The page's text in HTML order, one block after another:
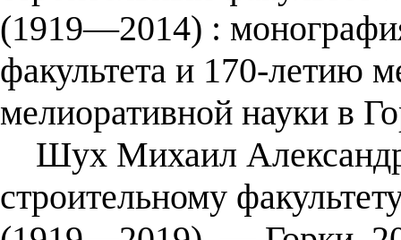
(1919―2014) :
факультета и 170-летию
мелиоративной науки в
Шух Михаил
строительному